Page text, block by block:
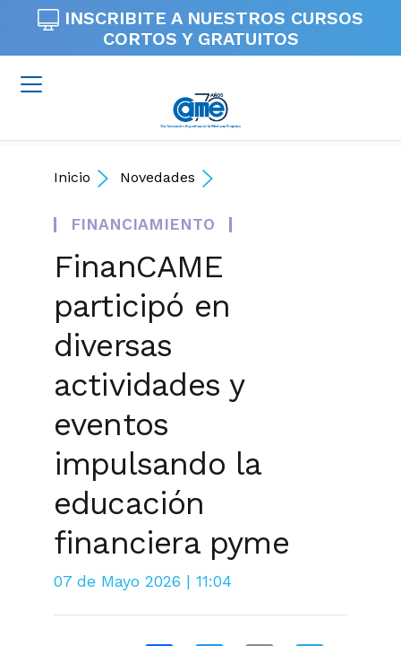
INSCRIBITE A NUESTROS CURSOS
CORTOS Y GRATUITOS
Inicio Novedades
FINANCIAMIENTO
FinanCAME
participó en
diversas
actividades y
eventos
impulsando la
educación
financiera pyme
07 de Mayo 2026 | 11:04